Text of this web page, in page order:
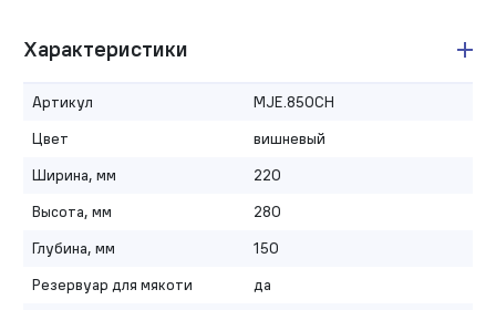
Характеристики
Артикул
MJE.850CH
Цвет
вишневый
Ширина, мм
220
Высота, мм
280
Глубина, мм
150
Резервуар для мякоти
да